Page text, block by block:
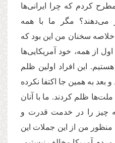
کردم که چرا ایرانی‌ها
مگر ما با همه
سخنان من این بود که
از همه، خود آمریکایی‌ها
این افراد اولین ظلم
بعد به همین جا اکتفا نکرده
ظلم کردند. ما با آنان
چیز را در خدمت قدرت و
منظور من از این جملات این